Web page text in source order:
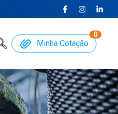
Minha Cotação
0